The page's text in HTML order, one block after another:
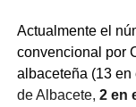
Actualmente el
convencional por
albaceteña (13
de Albacete, 2 en